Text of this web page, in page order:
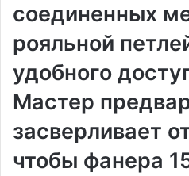
соединенных
рояльной
удобного
Мастер
засверливает
чтобы фанера